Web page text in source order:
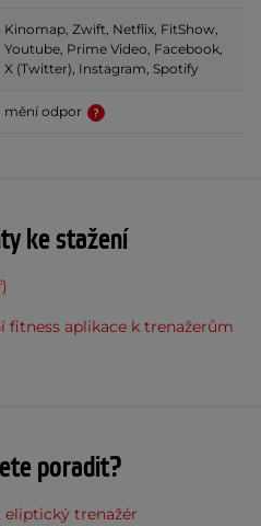
Kinomap, Zwift, Netflix, FitShow,
Youtube, Prime Video, Facebook,
X (Twitter), Instagram, Spotify
mění odpor
ke stažení
fitness aplikace k trenažerům
poradit?
trenažér